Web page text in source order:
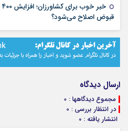
قبوض اصلاح می‌شود؟
ارسال دیدگاه
مجموع دیدگاهها : 0
در انتظار بررسی : 0
انتشار یافته : 0